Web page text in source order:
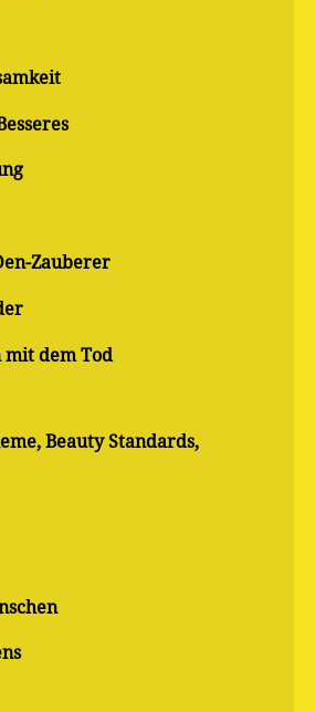
Zauberer
mit dem Tod
Beauty Standards,